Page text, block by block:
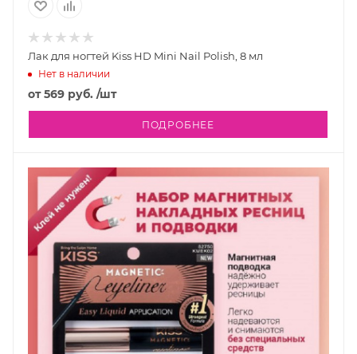
Лак для ногтей Kiss HD Mini Nail Polish, 8 мл
Нет в наличии
от569 руб. /шт
ПОДРОБНЕЕ